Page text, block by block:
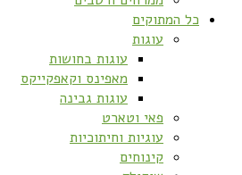
כל המתוקים
עוגות
עוגות בחושות
מאפינס וקאפקייקס
עוגות גבינה
פאי וטארט
עוגיות וחיתוכיות
קינוחים